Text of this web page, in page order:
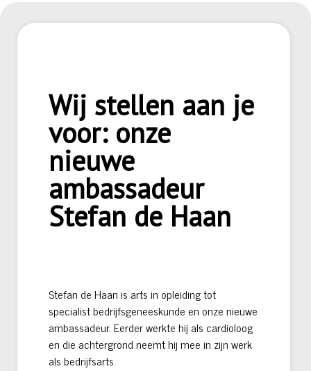
Wij stellen aan je
voor: onze
nieuwe
ambassadeur
Stefan de Haan
Stefan de Haan is arts in opleiding tot
specialist bedrijfsgeneeskunde en onze nieuwe
ambassadeur. Eerder werkte hij als cardioloog
en die achtergrond neemt hij mee in zijn werk
als bedrijfsarts.